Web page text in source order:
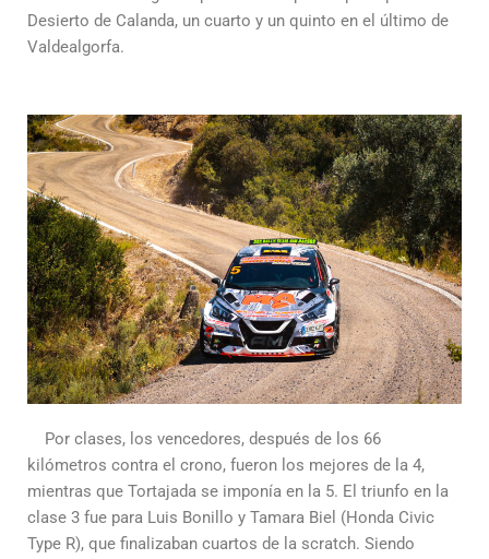
Desierto de Calanda, un cuarto y un quinto en el último de
Valdealgorfa.
Por clases, los vencedores, después de los 66
kilómetros contra el crono, fueron los mejores de la 4,
mientras que Tortajada se imponía en la 5. El triunfo en la
clase 3 fue para Luis Bonillo y Tamara Biel (Honda Civic
Type R), que finalizaban cuartos de la scratch. Siendo